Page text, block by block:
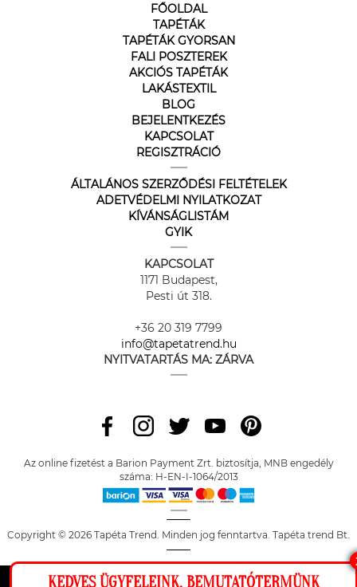
FŐOLDAL
TAPÉTÁK
TAPÉTÁK GYORSAN
FALI POSZTEREK
AKCIÓS TAPÉTÁK
LAKÁSTEXTIL
BLOG
BEJELENTKEZÉS
KAPCSOLAT
REGISZTRÁCIÓ
ÁLTALÁNOS SZERZŐDÉSI FELTÉTELEK
ADETVÉDELMI NYILATKOZAT
KÍVÁNSÁGLISTÁM
GYIK
KAPCSOLAT
1171 Budapest,
Pesti út 318.
+36 20 319 7799
info@tapetatrend.hu
NYITVATARTÁS MA: ZÁRVA
Az online fizetést a Barion Payment Zrt. biztosítja, MNB engedély
száma: H-EN-I-1064/2013
Copyright © 2026 Tapéta Trend. Minden jog fenntartva. Tapéta trend Bt.
KEDVES ÜGYFELEINK, BEMUTATÓTERMÜNK